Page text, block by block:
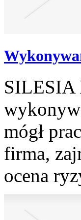
SILESIA
mógł
firma,
ocena